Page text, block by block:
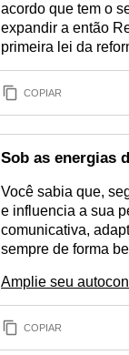
acordo que tem o
expandir a então
primeira lei da
COPIAR
Sob as energias
Você sabia que,
e influencia a sua
comunicativa,
sempre de forma
Amplie seu
COPIAR